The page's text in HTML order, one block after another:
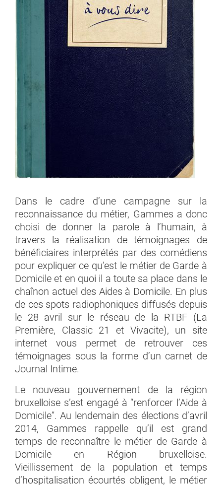
Dans le cadre d’une campagne sur la
reconnaissance du métier, Gammes a donc
choisi de donner la parole à l’humain, à
travers la réalisation de témoignages de
bénéficiaires interprétés par des comédiens
pour expliquer ce qu’est le métier de Garde à
Domicile et en quoi il a toute sa place dans le
chaînon actuel des Aides à Domicile. En plus
de ces spots radiophoniques diffusés depuis
le 28 avril sur le réseau de la RTBF (La
Première, Classic 21 et Vivacite), un site
internet vous permet de retrouver ces
témoignages sous la forme d’un carnet de
Journal Intime.
Le nouveau gouvernement de la région
bruxelloise s’est engagé à “renforcer l’Aide à
Domicile”. Au lendemain des élections d’avril
2014, Gammes rappelle qu’il est grand
temps de reconnaître le métier de Garde à
Domicile en Région bruxelloise.
Vieillissement de la population et temps
d’hospitalisation écourtés obligent, le métier